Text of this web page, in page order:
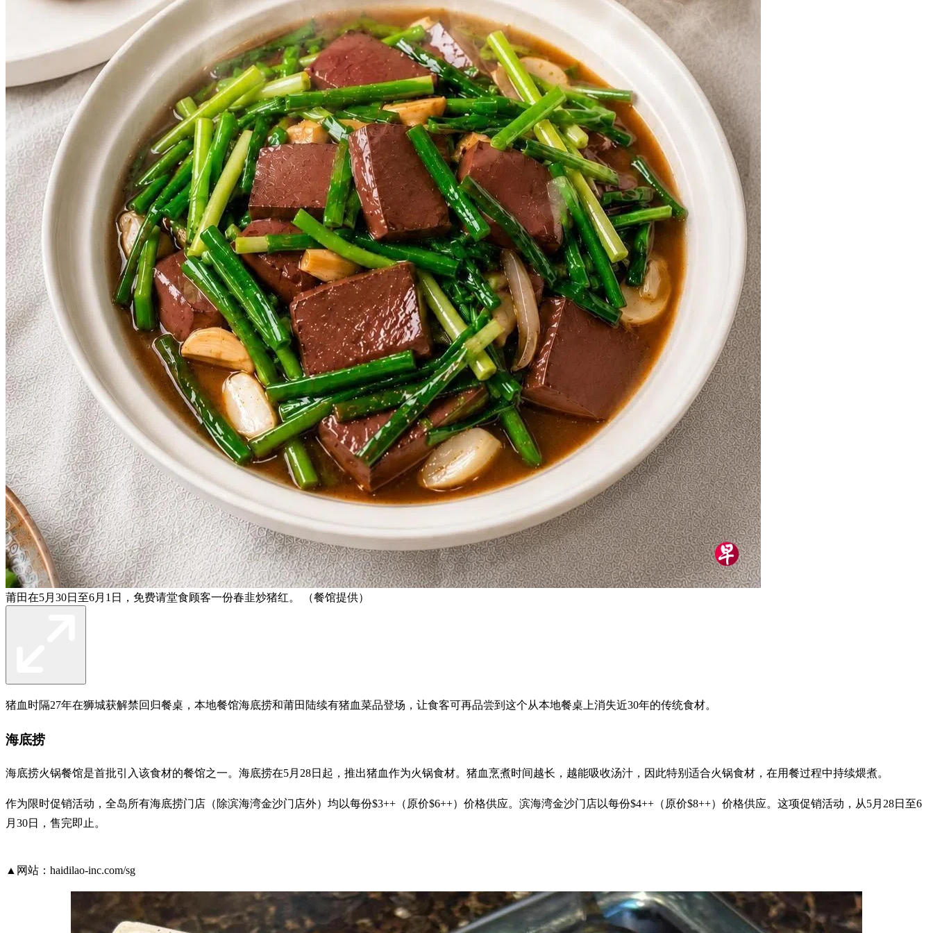
莆田在5月30日至6月1日，免费请堂食顾客一份春韭炒猪红。 （餐馆提供）
猪血时隔27年在狮城获解禁回归餐桌，本地餐馆海底捞和莆田陆续有猪血菜品登场，让食客可再品尝到这个从本地餐桌上消失近30年的传统食材。
海底捞
海底捞火锅餐馆是首批引入该食材的餐馆之一。海底捞在5月28日起，推出猪血作为火锅食材。猪血烹煮时间越长，越能吸收汤汁，因此特别适合火锅食材，在用餐过程中持续煨煮。
作为限时促销活动，全岛所有海底捞门店（除滨海湾金沙门店外）均以每份$3++（原价$6++）价格供应。滨海湾金沙门店以每份$4++（原价$8++）价格供应。这项促销活动，从5月28日至6
月30日，售完即止。
▲网站：haidilao-inc.com/sg